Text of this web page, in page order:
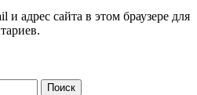
адрес сайта в этом браузере для